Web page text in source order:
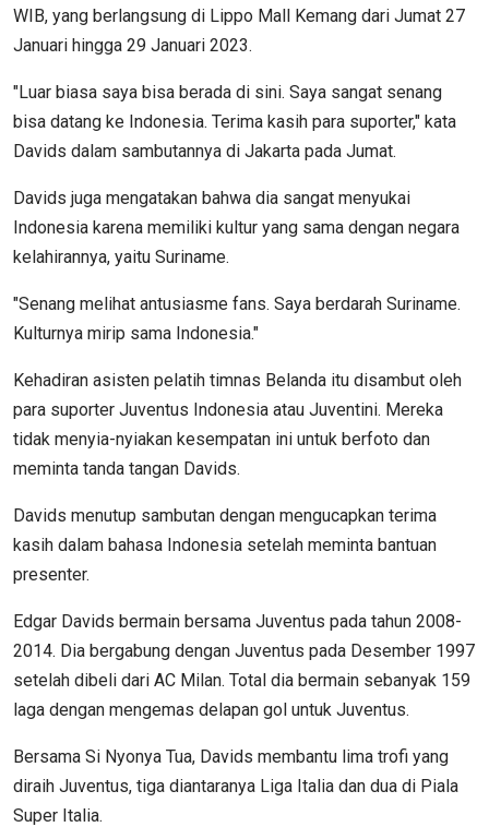
WIB, yang berlangsung di Lippo Mall Kemang dari Jumat 27
Januari hingga 29 Januari 2023.
"Luar biasa saya bisa berada di sini. Saya sangat senang
bisa datang ke Indonesia. Terima kasih para suporter," kata
Davids dalam sambutannya di Jakarta pada Jumat.
Davids juga mengatakan bahwa dia sangat menyukai
Indonesia karena memiliki kultur yang sama dengan negara
kelahirannya, yaitu Suriname.
"Senang melihat antusiasme fans. Saya berdarah Suriname.
Kulturnya mirip sama Indonesia."
Kehadiran asisten pelatih timnas Belanda itu disambut oleh
para suporter Juventus Indonesia atau Juventini. Mereka
tidak menyia-nyiakan kesempatan ini untuk berfoto dan
meminta tanda tangan Davids.
Davids menutup sambutan dengan mengucapkan terima
kasih dalam bahasa Indonesia setelah meminta bantuan
presenter.
Edgar Davids bermain bersama Juventus pada tahun 2008-
2014. Dia bergabung dengan Juventus pada Desember 1997
setelah dibeli dari AC Milan. Total dia bermain sebanyak 159
laga dengan mengemas delapan gol untuk Juventus.
Bersama Si Nyonya Tua, Davids membantu lima trofi yang
diraih Juventus, tiga diantaranya Liga Italia dan dua di Piala
Super Italia.